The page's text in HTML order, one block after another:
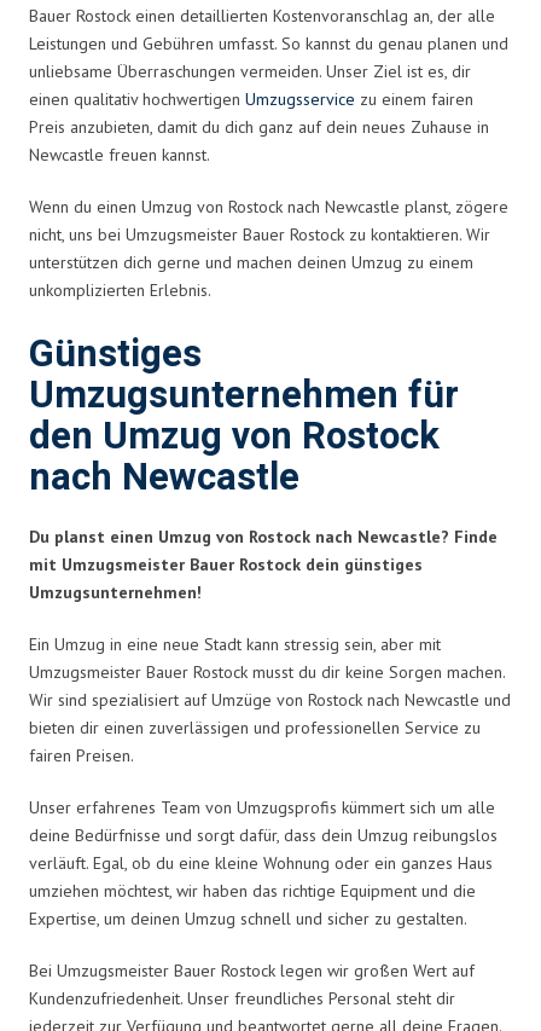
Bauer Rostock einen detaillierten Kostenvoranschlag an, der alle
Leistungen und Gebühren umfasst. So kannst du genau planen und
unliebsame Überraschungen vermeiden. Unser Ziel ist es, dir
einen qualitativ hochwertigen Umzugsservice zu einem fairen
Preis anzubieten, damit du dich ganz auf dein neues Zuhause in
Newcastle freuen kannst.
Wenn du einen Umzug von Rostock nach Newcastle planst, zögere
nicht, uns bei Umzugsmeister Bauer Rostock zu kontaktieren. Wir
unterstützen dich gerne und machen deinen Umzug zu einem
unkomplizierten Erlebnis.
Günstiges
Umzugsunternehmen für
den Umzug von Rostock
nach Newcastle
Du planst einen Umzug von Rostock nach Newcastle? Finde
mit Umzugsmeister Bauer Rostock dein günstiges
Umzugsunternehmen!
Ein Umzug in eine neue Stadt kann stressig sein, aber mit
Umzugsmeister Bauer Rostock musst du dir keine Sorgen machen.
Wir sind spezialisiert auf Umzüge von Rostock nach Newcastle und
bieten dir einen zuverlässigen und professionellen Service zu
fairen Preisen.
Unser erfahrenes Team von Umzugsprofis kümmert sich um alle
deine Bedürfnisse und sorgt dafür, dass dein Umzug reibungslos
verläuft. Egal, ob du eine kleine Wohnung oder ein ganzes Haus
umziehen möchtest, wir haben das richtige Equipment und die
Expertise, um deinen Umzug schnell und sicher zu gestalten.
Bei Umzugsmeister Bauer Rostock legen wir großen Wert auf
Kundenzufriedenheit. Unser freundliches Personal steht dir
jederzeit zur Verfügung und beantwortet gerne all deine Fragen.